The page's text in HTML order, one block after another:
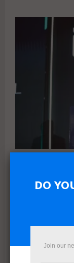
DO
Join our